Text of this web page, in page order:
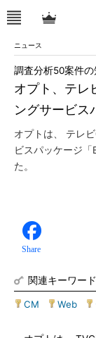
ニュース
オプト、テレ
ングサービス
調査分析50案件の
オプトは、 テレ
ビスパッケージ「
た。
Share
関連キーワード
CM Web